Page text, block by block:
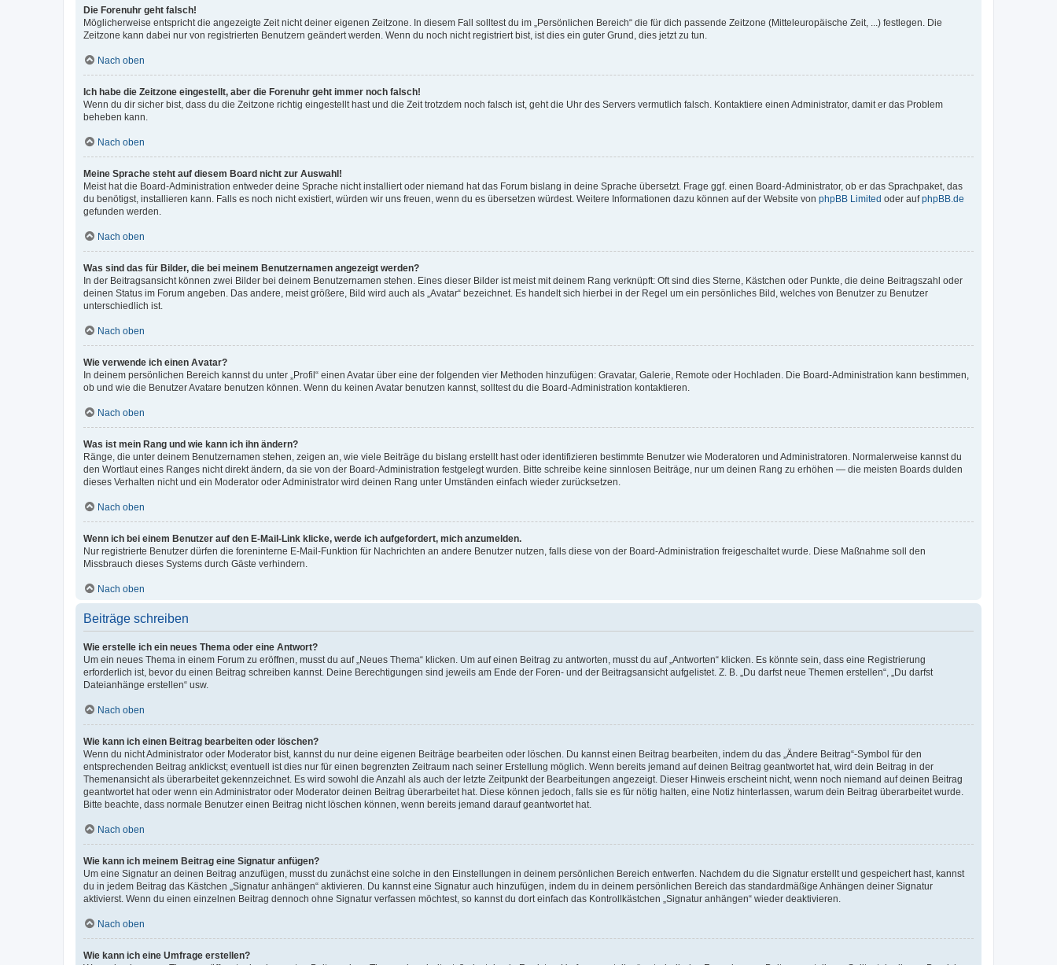
Die Forenuhr geht falsch!
Möglicherweise entspricht die angezeigte Zeit nicht deiner eigenen Zeitzone. In diesem Fall solltest du im „Persönlichen Bereich“ die für dich passende Zeitzone (Mitteleuropäische Zeit, ...) festlegen. Die
Zeitzone kann dabei nur von registrierten Benutzern geändert werden. Wenn du noch nicht registriert bist, ist dies ein guter Grund, dies jetzt zu tun.
Nach oben
Ich habe die Zeitzone eingestellt, aber die Forenuhr geht immer noch falsch!
Wenn du dir sicher bist, dass du die Zeitzone richtig eingestellt hast und die Zeit trotzdem noch falsch ist, geht die Uhr des Servers vermutlich falsch. Kontaktiere einen Administrator, damit er das Problem
beheben kann.
Nach oben
Meine Sprache steht auf diesem Board nicht zur Auswahl!
Meist hat die Board-Administration entweder deine Sprache nicht installiert oder niemand hat das Forum bislang in deine Sprache übersetzt. Frage ggf. einen Board-Administrator, ob er das Sprachpaket, das
du benötigst, installieren kann. Falls es noch nicht existiert, würden wir uns freuen, wenn du es übersetzen würdest. Weitere Informationen dazu können auf der Website von phpBB Limited oder aufphpBB.de
gefunden werden.
Nach oben
Was sind das für Bilder, die bei meinem Benutzernamen angezeigt werden?
In der Beitragsansicht können zwei Bilder bei deinem Benutzernamen stehen. Eines dieser Bilder ist meist mit deinem Rang verknüpft: Oft sind dies Sterne, Kästchen oder Punkte, die deine Beitragszahl oder
deinen Status im Forum angeben. Das andere, meist größere, Bild wird auch als „Avatar“ bezeichnet. Es handelt sich hierbei in der Regel um ein persönliches Bild, welches von Benutzer zu Benutzer
unterschiedlich ist.
Nach oben
Wie verwende ich einen Avatar?
In deinem persönlichen Bereich kannst du unter „Profil“ einen Avatar über eine der folgenden vier Methoden hinzufügen: Gravatar, Galerie, Remote oder Hochladen. Die Board-Administration kann bestimmen,
ob und wie die Benutzer Avatare benutzen können. Wenn du keinen Avatar benutzen kannst, solltest du die Board-Administration kontaktieren.
Nach oben
Was ist mein Rang und wie kann ich ihn ändern?
Ränge, die unter deinem Benutzernamen stehen, zeigen an, wie viele Beiträge du bislang erstellt hast oder identifizieren bestimmte Benutzer wie Moderatoren und Administratoren. Normalerweise kannst du
den Wortlaut eines Ranges nicht direkt ändern, da sie von der Board-Administration festgelegt wurden. Bitte schreibe keine sinnlosen Beiträge, nur um deinen Rang zu erhöhen — die meisten Boards dulden
dieses Verhalten nicht und ein Moderator oder Administrator wird deinen Rang unter Umständen einfach wieder zurücksetzen.
Nach oben
Wenn ich bei einem Benutzer auf den E-Mail-Link klicke, werde ich aufgefordert, mich anzumelden.
Nur registrierte Benutzer dürfen die foreninterne E-Mail-Funktion für Nachrichten an andere Benutzer nutzen, falls diese von der Board-Administration freigeschaltet wurde. Diese Maßnahme soll den
Missbrauch dieses Systems durch Gäste verhindern.
Nach oben
Beiträge schreiben
Wie erstelle ich ein neues Thema oder eine Antwort?
Um ein neues Thema in einem Forum zu eröffnen, musst du auf „Neues Thema“ klicken. Um auf einen Beitrag zu antworten, musst du auf „Antworten“ klicken. Es könnte sein, dass eine Registrierung
erforderlich ist, bevor du einen Beitrag schreiben kannst. Deine Berechtigungen sind jeweils am Ende der Foren- und der Beitragsansicht aufgelistet. Z. B. „Du darfst neue Themen erstellen“, „Du darfst
Dateianhänge erstellen“ usw.
Nach oben
Wie kann ich einen Beitrag bearbeiten oder löschen?
Wenn du nicht Administrator oder Moderator bist, kannst du nur deine eigenen Beiträge bearbeiten oder löschen. Du kannst einen Beitrag bearbeiten, indem du das „Ändere Beitrag“-Symbol für den
entsprechenden Beitrag anklickst; eventuell ist dies nur für einen begrenzten Zeitraum nach seiner Erstellung möglich. Wenn bereits jemand auf deinen Beitrag geantwortet hat, wird dein Beitrag in der
Themenansicht als überarbeitet gekennzeichnet. Es wird sowohl die Anzahl als auch der letzte Zeitpunkt der Bearbeitungen angezeigt. Dieser Hinweis erscheint nicht, wenn noch niemand auf deinen Beitrag
geantwortet hat oder wenn ein Administrator oder Moderator deinen Beitrag überarbeitet hat. Diese können jedoch, falls sie es für nötig halten, eine Notiz hinterlassen, warum dein Beitrag überarbeitet wurde.
Bitte beachte, dass normale Benutzer einen Beitrag nicht löschen können, wenn bereits jemand darauf geantwortet hat.
Nach oben
Wie kann ich meinem Beitrag eine Signatur anfügen?
Um eine Signatur an deinen Beitrag anzufügen, musst du zunächst eine solche in den Einstellungen in deinem persönlichen Bereich entwerfen. Nachdem du die Signatur erstellt und gespeichert hast, kannst
du in jedem Beitrag das Kästchen „Signatur anhängen“ aktivieren. Du kannst eine Signatur auch hinzufügen, indem du in deinem persönlichen Bereich das standardmäßige Anhängen deiner Signatur
aktivierst. Wenn du einen einzelnen Beitrag dennoch ohne Signatur verfassen möchtest, so kannst du dort einfach das Kontrollkästchen „Signatur anhängen“ wieder deaktivieren.
Nach oben
Wie kann ich eine Umfrage erstellen?